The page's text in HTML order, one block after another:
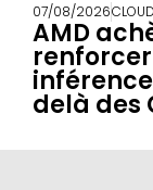
07/08/2026CLOUD
AMD
delà des